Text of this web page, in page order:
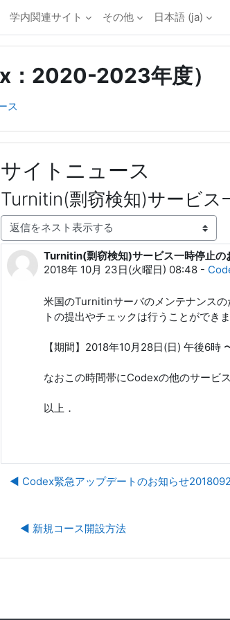
学内関連サイト その他 日本語 ‎(ja)‎
2020-2023年度）
ス
サイトニュース
Turnitin(剽窃検知)サービス
表示モード
Turnitin(剽窃検知)サービス一時停止の
2018年 10月 23日(火曜日) 08:48-
返信数: 0
米国のTurnitinサーバのメンテナンス
トの提出やチェックは行うことができ
【期間】2018年10月28日(日) 午後6時
なおこの時間帯にCodexの他のサービ
以上．
◀︎ Codex緊急アップデートのお知らせ
◀︎ 新規コース開設方法